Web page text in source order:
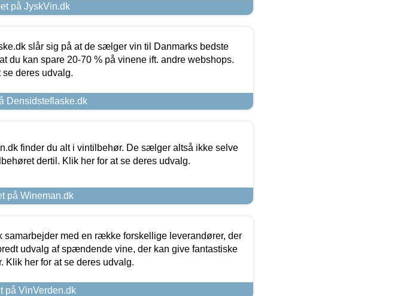
på JyskVin.dk
slår sig på at de sælger vin til Danmarks bedste
du kan spare 20-70 % på vinene ift. andre webshops.
se deres udvalg.
Densidsteflaske.dk
finder du alt i vintilbehør. De sælger altså ikke selve
dertil. Klik her for at se deres udvalg.
på Wineman.dk
samarbejder med en række forskellige leverandører, der
udvalg af spændende vine, der kan give fantastiske
Klik her for at se deres udvalg.
på VinVerden.dk